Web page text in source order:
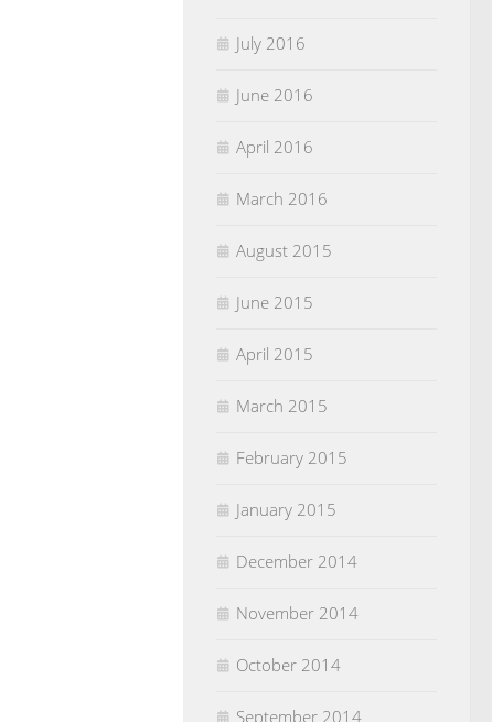
July 2016
June 2016
April 2016
March 2016
August 2015
June 2015
April 2015
March 2015
February 2015
January 2015
December 2014
November 2014
October 2014
September 2014